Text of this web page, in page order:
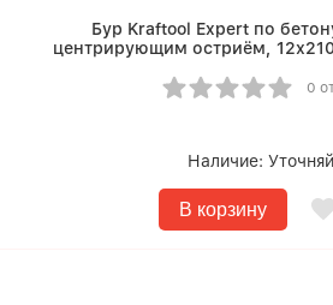
Бур Kraftool Expert по
центрирующим остриём,
0
Наличие:
В корзину